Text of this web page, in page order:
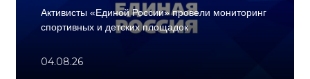
Активисты «Единой России» провели мониторинг
спортивных и детских площадок
04.08.26